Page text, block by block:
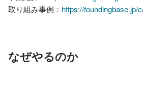
取り組み事例： https://foundingbase.jp/
なぜやるのか